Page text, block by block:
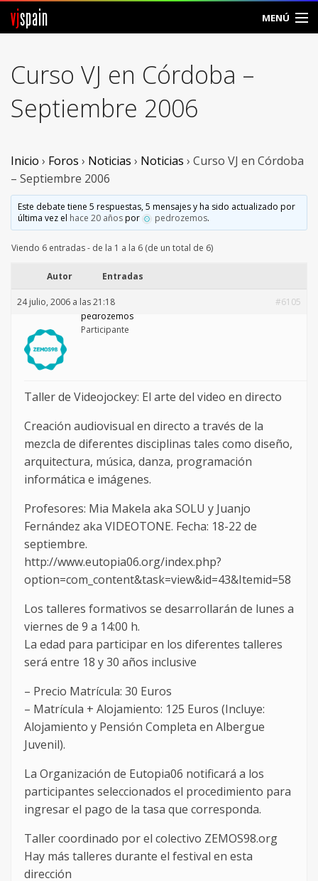
vjspain MENÚ
Foros
Noticias
Vjspain
Ayuda
Contacto
Entrar
Curso VJ en Córdoba –
Septiembre 2006
Inicio › Foros › Noticias › Noticias › Curso VJ en Córdoba
– Septiembre 2006
Este debate tiene 5 respuestas, 5 mensajes y ha sido actualizado por
última vez el hace 20 añospor pedrozemos.
Viendo 6 entradas - de la 1 a la 6 (de un total de 6)
Autor Entradas
24 julio, 2006 a las 21:18
#6105
pedrozemos
Participante
Taller de Videojockey: El arte del video en directo
Creación audiovisual en directo a través de la
mezcla de diferentes disciplinas tales como diseño,
arquitectura, música, danza, programación
informática e imágenes.
Profesores: Mia Makela aka SOLU y Juanjo
Fernández aka VIDEOTONE. Fecha: 18-22 de
septiembre.
http://www.eutopia06.org/index.php?
option=com_content&task=view&id=43&Itemid=58
Los talleres formativos se desarrollarán de lunes a
viernes de 9 a 14:00 h.
La edad para participar en los diferentes talleres
será entre 18 y 30 años inclusive
– Precio Matrícula: 30 Euros
– Matrícula + Alojamiento: 125 Euros (Incluye:
Alojamiento y Pensión Completa en Albergue
Juvenil).
La Organización de Eutopia06 notificará a los
participantes seleccionados el procedimiento para
ingresar el pago de la tasa que corresponda.
Taller coordinado por el colectivo ZEMOS98.org
Hay más talleres durante el festival en esta
dirección